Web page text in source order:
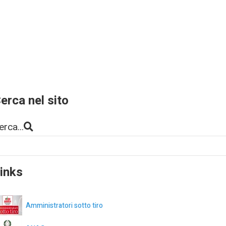
nel sito
Amministratori sotto tiro